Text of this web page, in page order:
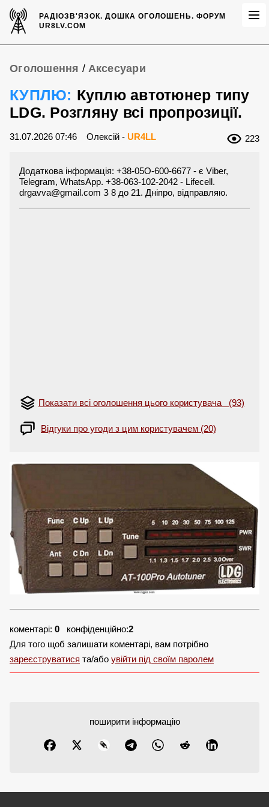
РАДІОЗВ'ЯЗОК.ДОШКА ОГОЛОШЕНЬ. ФОРУМ
UR8LV.COM
Оголошення / Аксесуари
КУПЛЮ: Куплю автотюнер типу
LDG. Розгляну всі пропрозиції.
31.07.2026 07:46 Олексій - UR4LL 223
Додаткова інформація: +38-05O-600-6677 - є Viber,
Telegram, WhatsApp. +38-063-102-2042 - Lifecell.
drgavva@gmail.com З 8 до 21. Дніпро, відправляю.
Показати всі оголошення цього користувача (93)
Відгуки про угоди з цим користувачем (20)
коментарі: 0 конфіденційно:2
Для того щоб залишати коментарі, вам потрібно
зареєструватися та/або увійти під своїм паролем
поширити інформацію